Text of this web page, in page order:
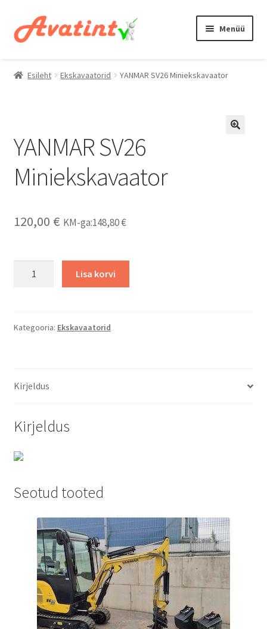
Liigu
navigeerimisele
Liigu
sisu
Menüü
Laaduri rent
Ekskavaatori rent
Kontaktid
Esileht Ekskavaatorid YANMAR SV26 Miniekskavaator
YANMAR SV26
Miniekskavaator
120,00 € KM-ga:148,80€
Lisa korvi
Kategooria: Ekskavaatorid
Kirjeldus
Kirjeldus
Seotud tooted